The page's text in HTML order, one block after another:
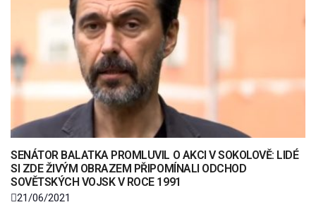
SENÁTOR BALATKA PROMLUVIL O AKCI V SOKOLOVĚ: LIDÉ
SI ZDE ŽIVÝM OBRAZEM PŘIPOMÍNALI ODCHOD
SOVĚTSKÝCH VOJSK V ROCE 1991
21/06/2021